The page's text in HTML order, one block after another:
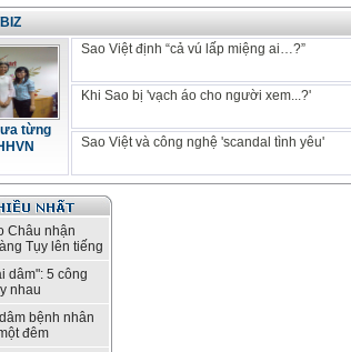
từng
Sao Việt định “cả vú lấp miệng ai…?”
Khi Sao bị 'vạch áo cho người xem...?'
Sao Việt và công nghệ 'scandal tình yêu'
Châu nhận
Tụy lên tiếng
dâm": 5 công
nhau
bệnh nhân
đêm